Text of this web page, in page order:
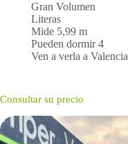
Gran Volumen
Literas
Mide 5,99 m
Pueden dormir 4
Ven a verla a Valencia
Consultar su precio